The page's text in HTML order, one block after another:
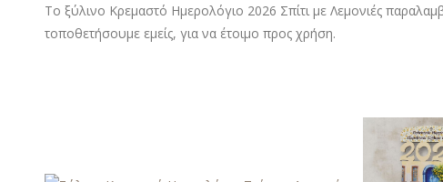
Το ξύλινο Κρεμαστό Ημερολόγιο 2026 Σπίτι με Λεμονιές
τοποθετήσουμε εμείς, για να έτοιμο προς χρήση.